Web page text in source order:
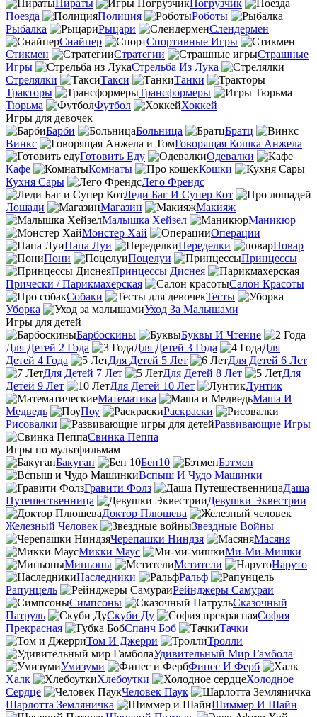
Пираты
Погрузчик
Поезда
Полиция
Роботы
Рыбалка
Рыцари
Слендермен
Снайпер
Спортивные Игры
Стикмен
Стратегии
Страшные
Игры
Стрельба Из Лука
Стрелялки
Такси
Танки
Тракторы
Трансформеры
Тюрьма
Футбол
Хоккей
Игры для девочек
Барби
Больница
Братц
Винкс
Говорящая Кошка Анжела
Готовить Еду
Одевалки
Кафе
Комнаты
Кошки
Кухня Сары
Лего Френдс
Леди Баг И Супер Кот
Лошади
Магазин
Макияж
Малышка Хейзел
Маникюр
Монстер Хай
Операции
Папа Луи
Переделки
Повар
Пони
Поцелуи
Принцессы
Принцессы Диснея
Прически / Парикмахерская
Салон Красоты
Собаки
Тесты
Уборка
Уход За Малышами
Игры для детей
Барбоскины
Буквы И Чтение
Для Детей 2 Года
Для Детей 3 Года
Для
Детей 4 Года
Для Детей 5 Лет
Для Детей 6 Лет
Для Детей 7 Лет
Для Детей 8 Лет
Для
Детей 9 Лет
Для Детей 10 Лет
Лунтик
Математика
Маша И
Медведь
Поу
Раскраски
Рисовалки
Развивающие Игры
Свинка Пеппа
Игры по мультфильмам
Бакуган
Бен10
Бэтмен
Вспыш И Чудо Машинки
Гравити Фолз
Даша
Путешественница
Девушки Эквестрии
Доктор Плюшева
Железный Человек
Звездные Войны
Черепашки Ниндзя
Масяня
Микки Маус
Ми-Ми-Мишки
Миньоны
Мстители
Наруто
Наследники
Ральф
Рапунцель
Рейнджеры Самураи
Симпсоны
Сказочный
Патруль
Скуби Ду
София
Прекрасная
Спанч Боб
Тачки
Том И Джерри
Тролли
Удивительный Мир Гамбола
Умизуми
Финес И Ферб
Халк
Хлебоутки
Холодное
Сердце
Человек Паук
Шарлотта Земляничка
Шиммер И Шайн